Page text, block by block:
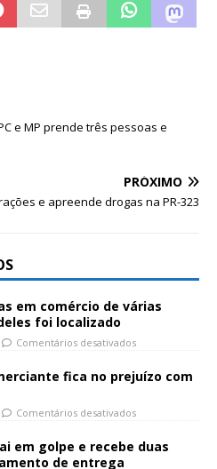
e MP prende três pessoas e
PRÓXIMO
e apreende drogas na PR-323
em comércio de várias
foi localizado
Comentários desativados
fica no prejuízo com
Comentários desativados
em golpe e recebe duas
de entrega